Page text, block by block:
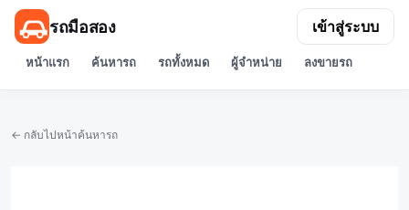
รถมือสอง
หน้าแรก ค้นหารถ รถทั้งหมด ผู้จำหน่าย ลงขายรถ
เข้าสู่ระบบ
← กลับไปหน้าค้นหารถ